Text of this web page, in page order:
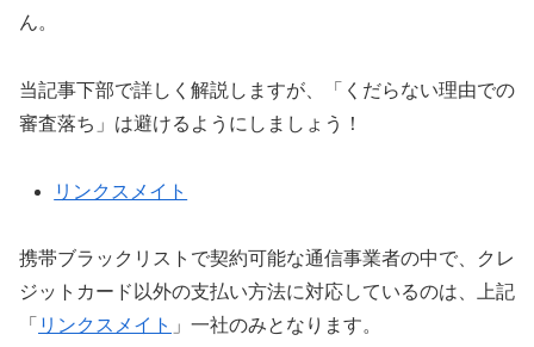
ん。
当記事下部で詳しく解説しますが、「くだらない理由での
審査落ち」は避けるようにしましょう！
リンクスメイト
携帯ブラックリストで契約可能な通信事業者の中で、クレ
ジットカード以外の支払い方法に対応しているのは、上記
「 リンクスメイト 」一社のみとなります。